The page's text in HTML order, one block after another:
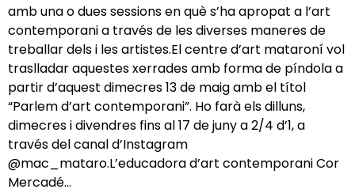
amb una o dues sessions en què s’ha apropat a l’art
contemporani a través de les diverses maneres de
treballar dels i les artistes.El centre d’art mataroní vol
traslladar aquestes xerrades amb forma de píndola a
partir d’aquest dimecres 13 de maig amb el títol
“Parlem d’art contemporani”. Ho farà els dilluns,
dimecres i divendres fins al 17 de juny a 2/4 d’1, a
través del canal d’Instagram
@mac_mataro.L’educadora d’art contemporani Cor
Mercadé...